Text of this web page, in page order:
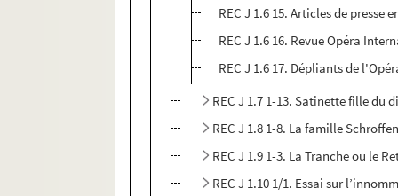
REC J 1.6 15. Articles de presse
REC J 1.6 16. Revue Opéra
REC J 1.6 17. Dépliants de
REC J 1.7 1-13. Satinette fille du
REC J 1.8 1-8. La famille
REC J 1.9 1-3. La Tranche ou le
REC J 1.10 1/1. Essai sur